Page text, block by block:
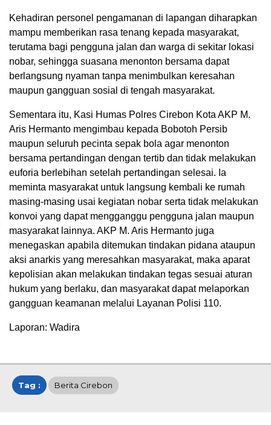
Kehadiran personel pengamanan di lapangan diharapkan
mampu memberikan rasa tenang kepada masyarakat,
terutama bagi pengguna jalan dan warga di sekitar lokasi
nobar, sehingga suasana menonton bersama dapat
berlangsung nyaman tanpa menimbulkan keresahan
maupun gangguan sosial di tengah masyarakat.
Sementara itu, Kasi Humas Polres Cirebon Kota AKP M.
Aris Hermanto mengimbau kepada Bobotoh Persib
maupun seluruh pecinta sepak bola agar menonton
bersama pertandingan dengan tertib dan tidak melakukan
euforia berlebihan setelah pertandingan selesai. Ia
meminta masyarakat untuk langsung kembali ke rumah
masing-masing usai kegiatan nobar serta tidak melakukan
konvoi yang dapat mengganggu pengguna jalan maupun
masyarakat lainnya. AKP M. Aris Hermanto juga
menegaskan apabila ditemukan tindakan pidana ataupun
aksi anarkis yang meresahkan masyarakat, maka aparat
kepolisian akan melakukan tindakan tegas sesuai aturan
hukum yang berlaku, dan masyarakat dapat melaporkan
gangguan keamanan melalui Layanan Polisi 110.
Laporan: Wadira
Tag : Berita Cirebon